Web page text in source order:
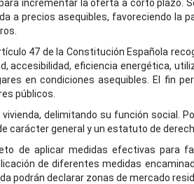
incrementar la oferta a corto plazo.
a precios asequibles, favoreciendo la
47 de la Constitución Española
eficiencia energética,
en condiciones asequibles. El fin
públicos.
delimitando su función social.
general y un estatuto de
de aplicar medidas efectivas para
de diferentes medidas
podrán declarar zonas de mercado